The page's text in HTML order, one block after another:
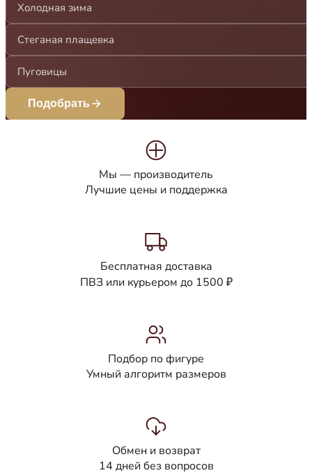
Холодная зима
Стеганая плащевка
Пуговицы
Подобрать
Мы — производитель
Лучшие цены и поддержка
Бесплатная доставка
ПВЗ или курьером до 1500 ₽
Подбор по фигуре
Умный алгоритм размеров
Обмен и возврат
14 дней без вопросов